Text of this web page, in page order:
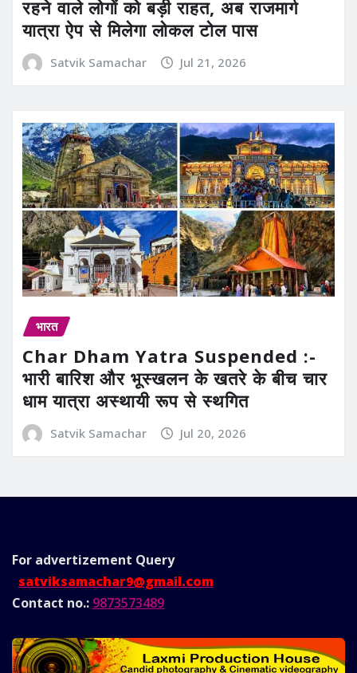
रहने वाले लोगों को बड़ी राहत, अब राजमार्ग
यात्रा ऐप से मिलेगा लोकल टोल पास
Satvik Samachar Jul 21, 2026
भारत
Char Dham Yatra Suspended :-
भारी बारिश और भूस्खलन के खतरे के बीच चार
धाम यात्रा अस्थायी रूप से स्थगित
Satvik Samachar Jul 20, 2026
For advertizement Query
satviksamachar9@gmail.com
Contact no.: 9873573489